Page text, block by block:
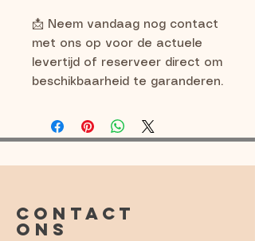
📩 Neem vandaag nog contact
met ons op voor de actuele
levertijd of reserveer direct om
beschikbaarheid te garanderen.
CONTACT
ONS